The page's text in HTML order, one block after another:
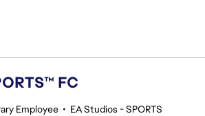
FC
Employee • EA Studios - SPORTS